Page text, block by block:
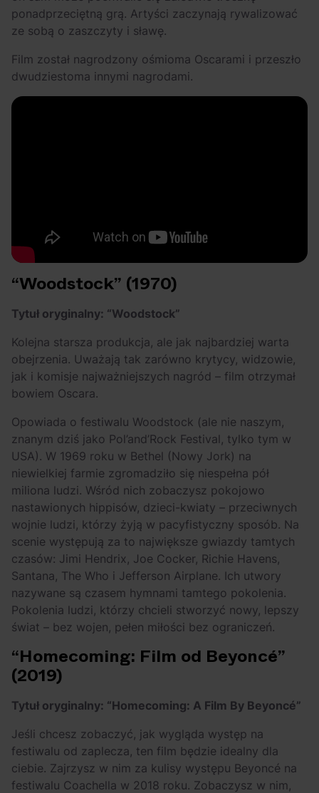
ponadprzeciętną grą. Artyści zaczynają rywalizować
ze sobą o zaszczyty i sławę.
Film został nagrodzony ośmioma Oscarami i przeszło
dwudziestoma innymi nagrodami.
“Woodstock” (1970)
Tytuł oryginalny: “Woodstock”
Kolejna starsza produkcja, ale jak najbardziej warta
obejrzenia. Uważają tak zarówno krytycy, widzowie,
jak i komisje najważniejszych nagród – film otrzymał
bowiem Oscara.
Opowiada o festiwalu Woodstock (ale nie naszym,
znanym dziś jako Pol’and’Rock Festival, tylko tym w
USA). W 1969 roku w Bethel (Nowy Jork) na
niewielkiej farmie zgromadziło się niespełna pół
miliona ludzi. Wśród nich zobaczysz pokojowo
nastawionych hippisów, dzieci-kwiaty – przeciwnych
wojnie ludzi, którzy żyją w pacyfistyczny sposób. Na
scenie występują za to największe gwiazdy tamtych
czasów: Jimi Hendrix, Joe Cocker, Richie Havens,
Santana, The Who i Jefferson Airplane. Ich utwory
nazywane są czasem hymnami tamtego pokolenia.
Pokolenia ludzi, którzy chcieli stworzyć nowy, lepszy
świat – bez wojen, pełen miłości bez ograniczeń.
“Homecoming: Film od Beyoncé”
(2019)
Tytuł oryginalny: “Homecoming: A Film By Beyoncé”
Jeśli chcesz zobaczyć, jak wygląda występ na
festiwalu od zaplecza, ten film będzie idealny dla
ciebie. Zajrzysz w nim za kulisy występu Beyoncé na
festiwalu Coachella w 2018 roku. Zobaczysz w nim,